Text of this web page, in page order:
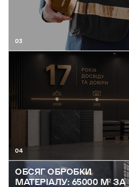
03
04
ОБСЯГ ОБРОБКИ
МАТЕРІАЛУ: 65000 М² ЗА